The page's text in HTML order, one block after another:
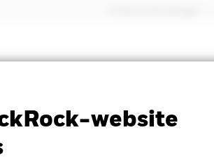
website
SFDR Web Disclosure Download